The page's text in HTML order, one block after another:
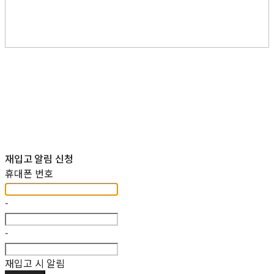
재입고 알림 신청
휴대폰 번호
-
-
재입고 시 알림